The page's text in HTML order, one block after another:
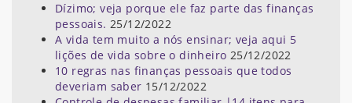
Dízimo; veja porque ele faz parte das finanças
pessoais. 25/12/2022
A vida tem muito a nós ensinar; veja aqui 5
lições de vida sobre o dinheiro 25/12/2022
10 regras nas finanças pessoais que todos
deveriam saber 15/12/2022